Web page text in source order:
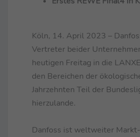
Köln, 14. April 2023 –
Vertreter beider
heutigen Freitag in die
den Bereichen der
Jahrzehnten Teil der
hierzulande.
Danfoss ist weltweiter